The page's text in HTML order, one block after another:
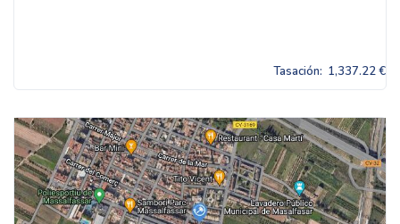
Tasación: 1,337.22 €